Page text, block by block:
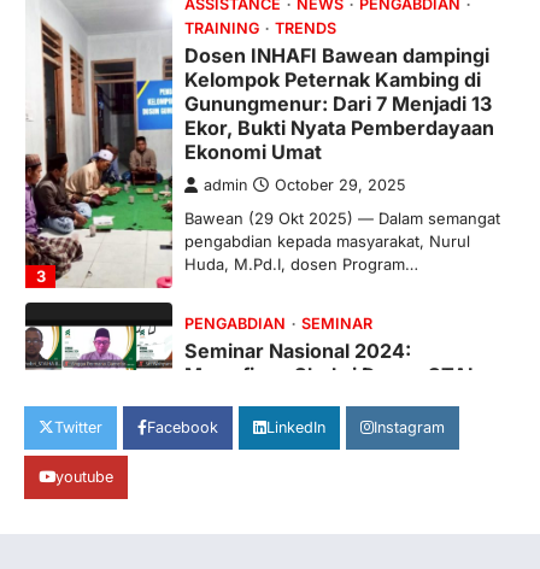
3
TRAINING
TRENDS
Dosen INHAFI Bawean dampingi
Kelompok Peternak Kambing di
Gunungmenur: Dari 7 Menjadi 13
Ekor, Bukti Nyata Pemberdayaan
Ekonomi Umat
pengabdian kepada masyarakat, Nurul
Huda, M.Pd.I, dosen Program…
Seminar Nasional 2024:
Muwafiqus Shobri Dosen STAI
Kepemimpinan Koordinator ICP
admin December 29, 2024
Twitter Facebook LinkedIn Instagram
youtube